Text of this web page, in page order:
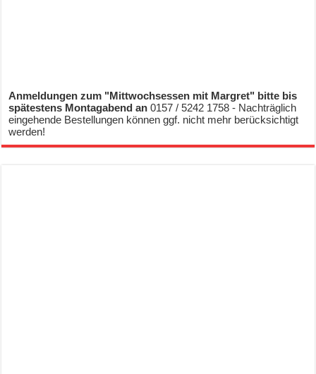
Anmeldungen zum "Mittwochsessen mit Margret" bitte bis
spätestens Montagabend an0157 / 5242 1758 - Nachträglich
eingehende Bestellungen können ggf. nicht mehr berücksichtigt
werden!